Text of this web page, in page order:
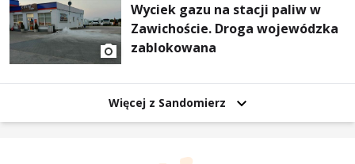
Wyciek gazu na stacji paliw w
Zawichoście. Droga wojewódzka
zablokowana
Więcej z Sandomierz